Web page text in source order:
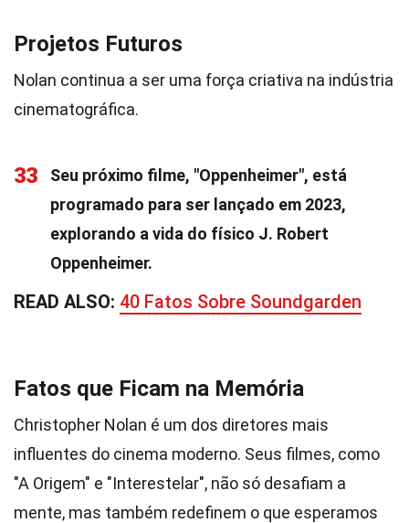
Projetos Futuros
Nolan continua a ser uma força criativa na indústria
cinematográfica.
33
Seu próximo filme, "Oppenheimer", está
programado para ser lançado em 2023,
explorando a vida do físico J. Robert
Oppenheimer.
READ ALSO: 40 Fatos Sobre Soundgarden
Fatos que Ficam na Memória
Christopher Nolan é um dos diretores mais
influentes do cinema moderno. Seus filmes, como
"A Origem" e "Interestelar", não só desafiam a
mente, mas também redefinem o que esperamos